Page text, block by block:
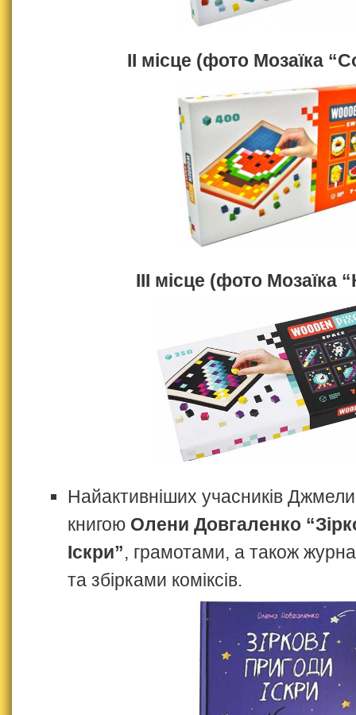
ІІ місце (фото Мозаїка
ІІІ місце (фото Мозаїка
Найактивніших учасників
книгою Олени Довгаленко
Іскри”, грамотами, а також
та збірками коміксів.